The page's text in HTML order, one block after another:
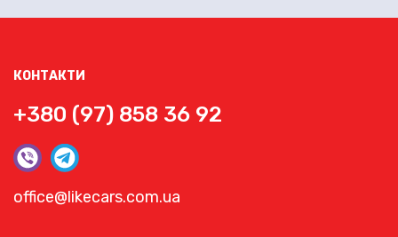
КОНТАКТИ
+380 (97) 858 36 92
office@likecars.com.ua